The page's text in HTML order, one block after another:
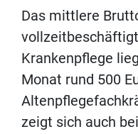
Das mittlere
Krankenpflege
Monat rund 500
zeigt sich auch